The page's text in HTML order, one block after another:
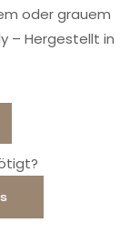
oder grauem
– Hergestellt in